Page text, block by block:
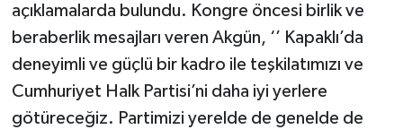
açıklamalarda bulundu. Kongre öncesi birlik ve
beraberlik mesajları veren Akgün, ‘’ Kapaklı’da
deneyimli ve güçlü bir kadro ile teşkilatımızı ve
Cumhuriyet Halk Partisi’ni daha iyi yerlere
götüreceğiz. Partimizi yerelde de genelde de